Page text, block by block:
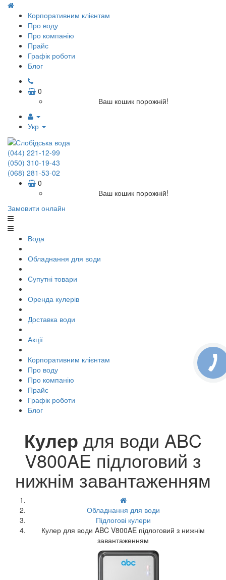
Корпоративним клієнтам
Про воду
Про компанію
Прайс
Графік роботи
Блог
0
Ваш кошик порожній!
Укр
(044) 221-12-99
(050) 310-19-43
(068) 281-53-02
0
Ваш кошик порожній!
Замовити онлайн
Вода
Обладнання для води
Супутні товари
Оренда кулерів
Доставка води
Акції
Корпоративним клієнтам
Про воду
Про компанію
Прайс
Графік роботи
Блог
Кулер для води ABC
V800AE підлоговий з
нижнім завантаженням
Обладнання для води
Підлогові кулери
Кулер для води ABC V800AE підлоговий з нижнім
завантаженням